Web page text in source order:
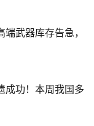
武器库存告急，
成功！本周我国多